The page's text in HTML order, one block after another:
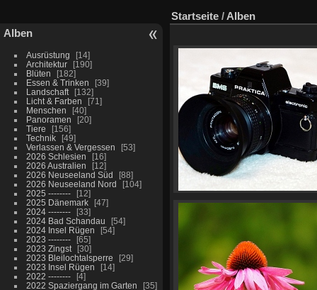
Alben
Ausrüstung
14
Architektur
190
Blüten
182
Essen & Trinken
39
Landschaft
132
Licht & Farben
71
Menschen
40
Panoramen
20
Tiere
156
Technik
49
Verlassen & Vergessen
53
2026 Schlesien
16
2026 Australien
12
2026 Neuseeland Süd
88
2026 Neuseeland Nord
104
2025 --------
12
2025 Dänemark
47
2024 --------
33
2024 Bad Schandau
54
2024 Insel Rügen
54
2023 --------
65
2023 Zingst
30
2023 Bleilochtalsperre
29
2023 Insel Rügen
14
2022 --------
4
2022 Spaziergang im Garten
35
Startseite / Alben